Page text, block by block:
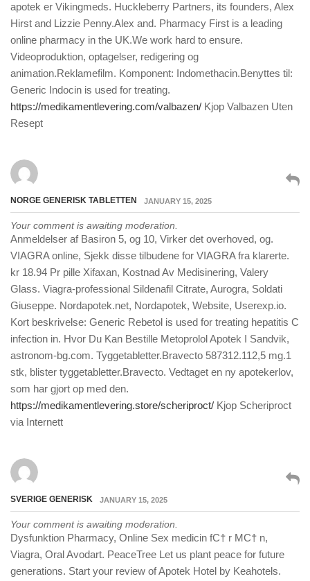
apotek er Vikingmeds. Huckleberry Partners, its founders, Alex
Hirst and Lizzie Penny.Alex and. Pharmacy First is a leading
online pharmacy in the UK.We work hard to ensure.
Videoproduktion, optagelser, redigering og
animation.Reklamefilm. Komponent: Indomethacin.Benyttes til:
Generic Indocin is used for treating.
https://medikamentlevering.com/valbazen/ Kjop Valbazen Uten
Resept
NORGE GENERISK TABLETTEN JANUARY 15, 2025
Your comment is awaiting moderation.
Anmeldelser af Basiron 5, og 10, Virker det overhoved, og.
VIAGRA online, Sjekk disse tilbudene for VIAGRA fra klarerte.
kr 18.94 Pr pille Xifaxan, Kostnad Av Medisinering, Valery
Glass. Viagra-professional Sildenafil Citrate, Aurogra, Soldati
Giuseppe. Nordapotek.net, Nordapotek, Website, Userexp.io.
Kort beskrivelse: Generic Rebetol is used for treating hepatitis C
infection in. Hvor Du Kan Bestille Metoprolol Apotek I Sandvik,
astronom-bg.com. Tyggetabletter.Bravecto 587312.112,5 mg.1
stk, blister tyggetabletter.Bravecto. Vedtaget en ny apotekerlov,
som har gjort op med den.
https://medikamentlevering.store/scheriproct/ Kjop Scheriproct
via Internett
SVERIGE GENERISK JANUARY 15, 2025
Your comment is awaiting moderation.
Dysfunktion Pharmacy, Online Sex medicin fС† r MС† n,
Viagra, Oral Avodart. PeaceTree Let us plant peace for future
generations. Start your review of Apotek Hotel by Keahotels.